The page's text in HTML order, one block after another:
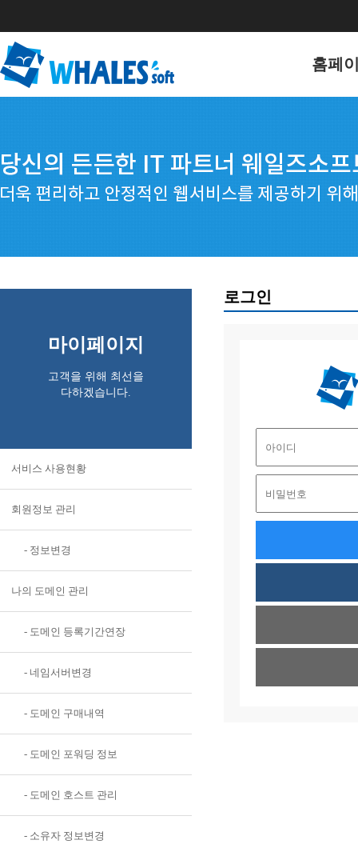
홈페
포트폴
마이페이지
고객을 위해 최선을
다하겠습니다.
서비스 사용현황
회원정보 관리
- 정보변경
나의 도메인 관리
- 도메인 등록기간연장
- 네임서버변경
- 도메인 구매내역
- 도메인 포워딩 정보
- 도메인 호스트 관리
- 소유자 정보변경
로그인